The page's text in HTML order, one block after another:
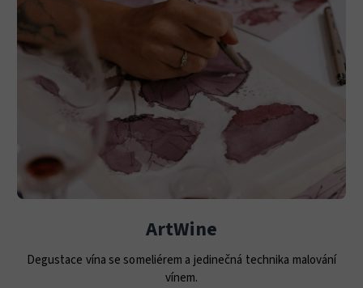
ArtWine
Degustace vína se someliérem a jedinečná technika malování
vínem.